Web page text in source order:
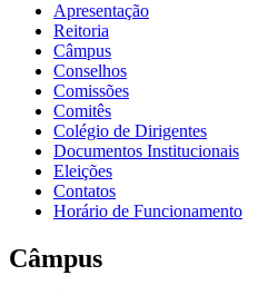
Apresentação
Reitoria
Câmpus
Conselhos
Comissões
Comitês
Colégio de Dirigentes
Documentos Institucionais
Eleições
Contatos
Horário de Funcionamento
Câmpus